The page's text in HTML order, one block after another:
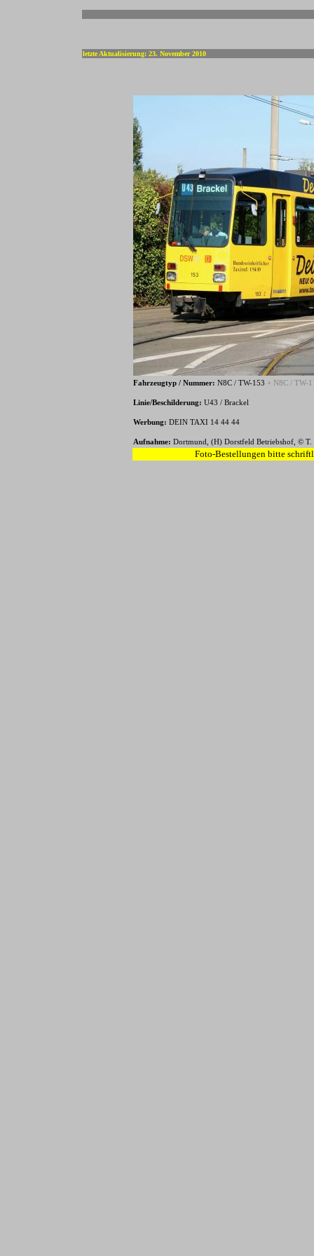
letzte Aktualisierung: 23. November 2010
Fahrzeugtyp / Nummer: N8C / TW-153 + N8C / TW-
Linie/Beschilderung: U43 / Brackel
Werbung: DEIN TAXI 14 44 44
Aufnahme: Dortmund, (H) Dorstfeld Betriebshof, © T.
Foto-Bestellungen bitte